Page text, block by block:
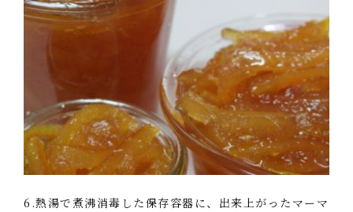
6.熱湯で煮沸消毒した保存容器に、出来上がったマーマ